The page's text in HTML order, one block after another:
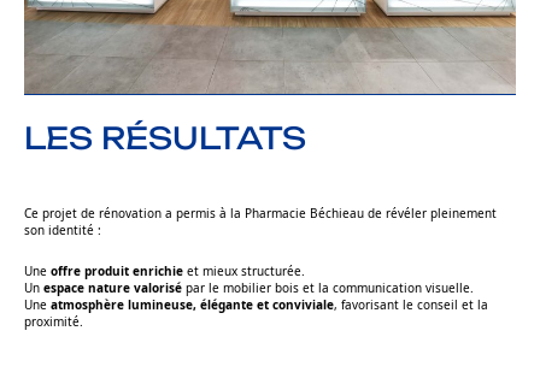
LES RÉSULTATS
Ce projet de rénovation a permis à la Pharmacie Béchieau de révéler pleinement
son identité :
Une offre produit enrichie et mieux structurée.
Un espace nature valorisé par le mobilier bois et la communication visuelle.
Une atmosphère lumineuse, élégante et conviviale, favorisant le conseil et la
proximité.